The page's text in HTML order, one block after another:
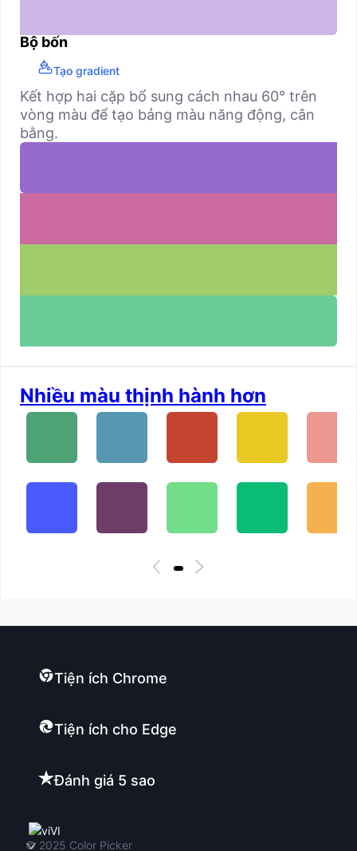
Bộ bốn
Tạo gradient
Kết hợp hai cặp bổ sung cách nhau 60° trên
vòng màu để tạo bảng màu năng động, cân
bằng.
Nhiều màu thịnh hành hơn
Tiện ích Chrome
Tiện ích cho Edge
Đánh giá 5 sao
VI
© 2025 Color Picker